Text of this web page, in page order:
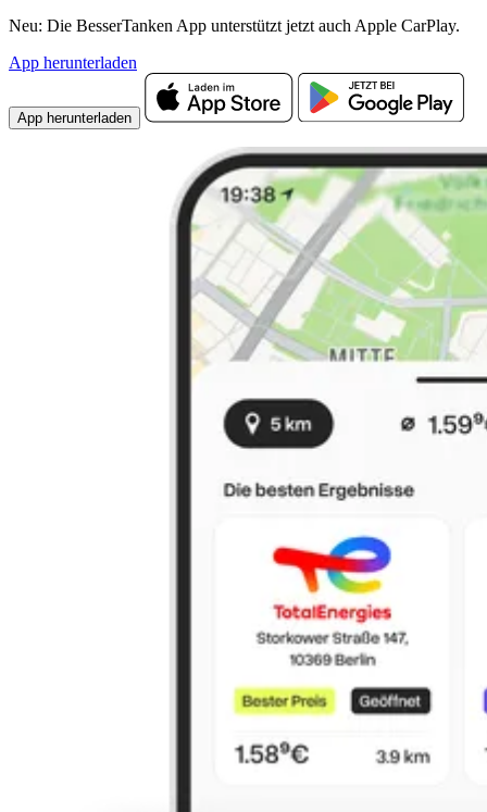
Neu: Die BesserTanken App unterstützt jetzt auch Apple CarPlay.
App herunterladen
App herunterladen